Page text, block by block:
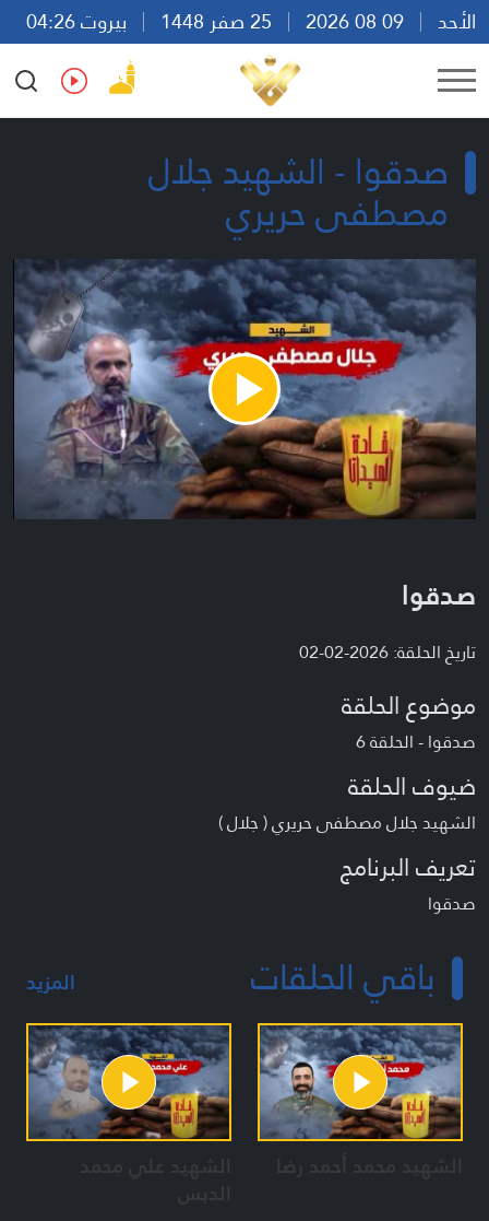
الأحد
بيروت 04:26
Ar
En Fr Es
صدقوا - الشهيد جلال
مصطفى حريري
Play
Video
صدقوا
تاريخ الحلقة: 2026-02-02
موضوع الحلقة
صدقوا - الحلقة 6
ضيوف الحلقة
الشهيد جلال مصطفى حريري ( جلال )
تعريف البرنامج
صدقوا
باقي الحلقات المزيد
الشهيد محمد أحمد رضا الشهيد علي محمد
الدبس